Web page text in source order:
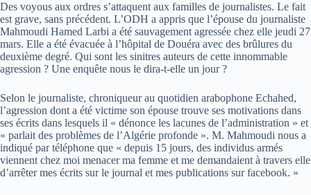
Des voyous aux ordres s’attaquent aux familles de journalistes. Le fait
est grave, sans précédent. L’ODH a appris que l’épouse du journaliste
Mahmoudi Hamed Larbi a été sauvagement agressée chez elle jeudi 27
mars. Elle a été évacuée à l’hôpital de Douéra avec des brûlures du
deuxième degré. Qui sont les sinitres auteurs de cette innommable
agression ? Une enquête nous le dira-t-elle un jour ?
Selon le journaliste, chroniqueur au quotidien arabophone Echahed,
l’agression dont a été victime son épouse trouve ses motivations dans
ses écrits dans lesquels il « dénonce les lacunes de l’administration » et
« parlait des problèmes de l’Algérie profonde ». M. Mahmoudi nous a
indiqué par téléphone que « depuis 15 jours, des individus armés
viennent chez moi menacer ma femme et me demandaient à travers elle
d’arrêter mes écrits sur le journal et mes publications sur facebook. »